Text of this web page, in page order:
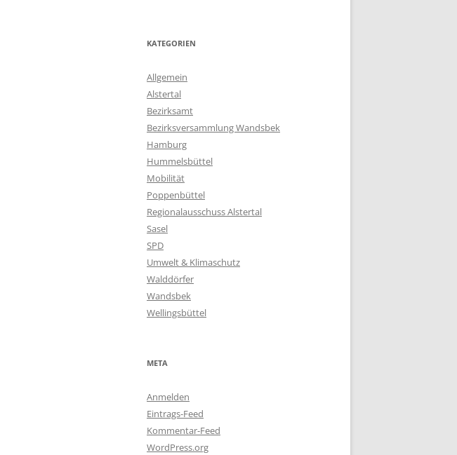
KATEGORIEN
Allgemein
Alstertal
Bezirksamt
Bezirksversammlung Wandsbek
Hamburg
Hummelsbüttel
Mobilität
Poppenbüttel
Regionalausschuss Alstertal
Sasel
SPD
Umwelt & Klimaschutz
Walddörfer
Wandsbek
Wellingsbüttel
META
Anmelden
Eintrags-Feed
Kommentar-Feed
WordPress.org